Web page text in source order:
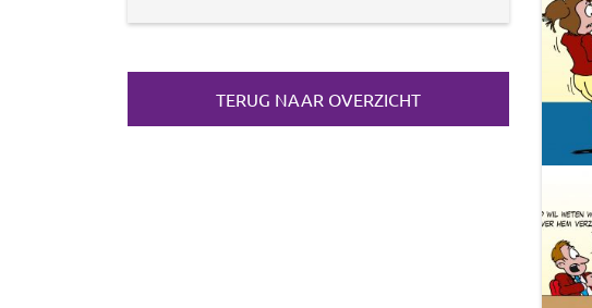
TERUG NAAR OVERZICHT